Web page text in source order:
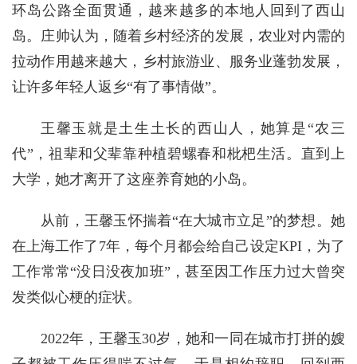
环岛公路全面贯通，越来越多的本地人回到了西山
岛。庄帅认为，随着乡村经济的发展，农业对内需的
拉动作用越来越大，乡村旅游业、服务业蓬勃发展，
让许多年轻人返乡“有了事情做”。
王馨玉就是土生土长的西山人，她算是“农三
代”，祖辈和父辈靠种植碧螺春和枇杷生活。直到上
大学，她才离开了这座养育她的小岛。
从前，王馨玉怀揣着“在大城市立足”的梦想。她
在上海工作了7年，每个月都会给自己设定KPI，为了
工作常常“没日没夜加班”，甚至因工作压力过大曾突
发类似心梗的症状。
2022年，王馨玉30岁，她和一同在城市打拼的嫂